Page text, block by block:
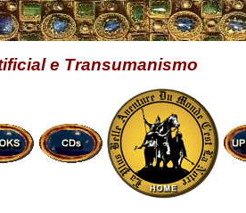
e Transumanismo